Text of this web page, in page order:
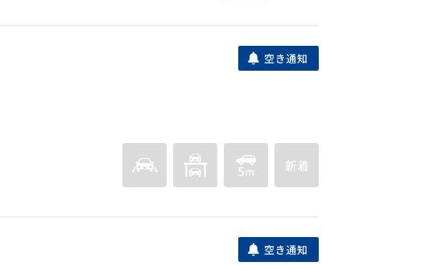
福岡市西区姪の浜１丁目３５２－５，３５２